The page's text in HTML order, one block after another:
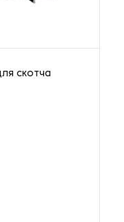
скотча